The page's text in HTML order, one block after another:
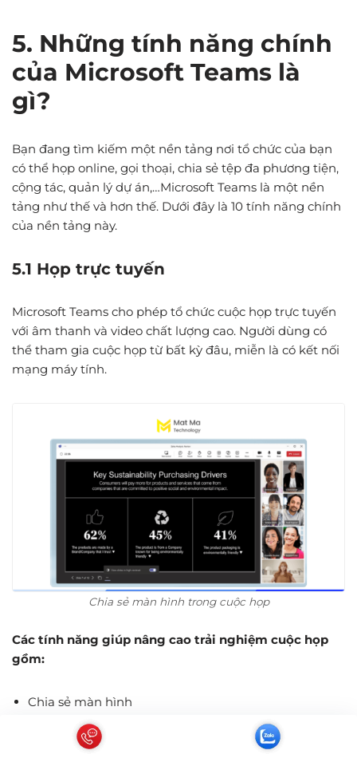
5. Những tính năng chính
của Microsoft Teams là
gì?
Bạn đang tìm kiếm một nền tảng nơi tổ chức của bạn
có thể họp online, gọi thoại, chia sẻ tệp đa phương tiện,
cộng tác, quản lý dự án,…Microsoft Teams là một nền
tảng như thế và hơn thế. Dưới đây là 10 tính năng chính
của nền tảng này.
5.1 Họp trực tuyến
Microsoft Teams cho phép tổ chức cuộc họp trực tuyến
với âm thanh và video chất lượng cao. Người dùng có
thể tham gia cuộc họp từ bất kỳ đâu, miễn là có kết nối
mạng máy tính.
Chia sẻ màn hình trong cuộc họp
Các tính năng giúp nâng cao trải nghiệm cuộc họp
gồm:
Chia sẻ màn hình
Ghi âm cuộc họp